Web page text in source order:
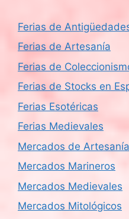
Ferias de
Ferias de Artesanía
Ferias de
Ferias de Stocks en
Ferias Esotéricas
Ferias Medievales
Mercados de Artesanía
Mercados Marineros
Mercados Medievales
Mercados Mitológicos